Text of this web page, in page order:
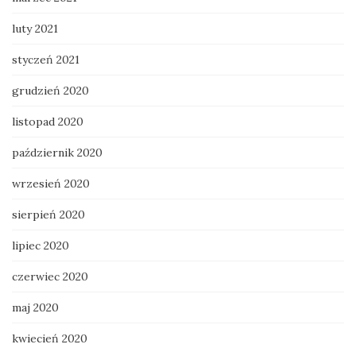
luty 2021
styczeń 2021
grudzień 2020
listopad 2020
październik 2020
wrzesień 2020
sierpień 2020
lipiec 2020
czerwiec 2020
maj 2020
kwiecień 2020